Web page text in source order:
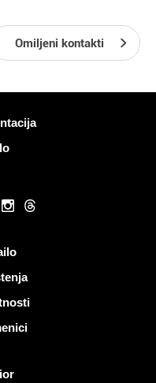
Omiljeni kontakti
Instagram
Threads